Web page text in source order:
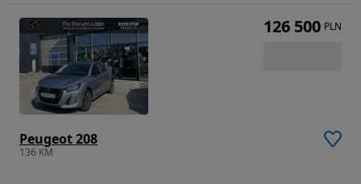
Peugeot 208
136 KM
126 500 PLN